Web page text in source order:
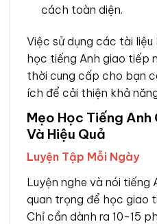
cách toàn diện.
Việc sử dụng các tài
học tiếng Anh giao tiếp
thời cung cấp cho bạn
ích để cải thiện khả
Mẹo Học Tiếng Anh
Và Hiệu Quả
Luyện Tập Mỗi Ngày
Luyện nghe và nói tiếng
quan trọng để học giao
Chỉ cần dành ra 10-15